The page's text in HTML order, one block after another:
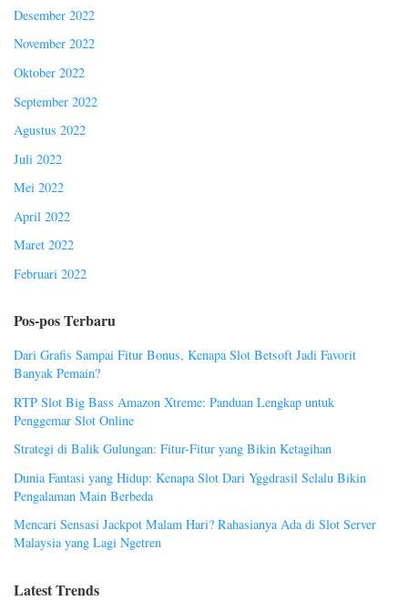
Desember 2022
November 2022
Oktober 2022
September 2022
Agustus 2022
Juli 2022
Mei 2022
April 2022
Maret 2022
Februari 2022
Pos-pos Terbaru
Dari Grafis Sampai Fitur Bonus, Kenapa Slot Betsoft Jadi Favorit
Banyak Pemain?
RTP Slot Big Bass Amazon Xtreme: Panduan Lengkap untuk
Penggemar Slot Online
Strategi di Balik Gulungan: Fitur-Fitur yang Bikin Ketagihan
Dunia Fantasi yang Hidup: Kenapa Slot Dari Yggdrasil Selalu Bikin
Pengalaman Main Berbeda
Mencari Sensasi Jackpot Malam Hari? Rahasianya Ada di Slot Server
Malaysia yang Lagi Ngetren
Latest Trends